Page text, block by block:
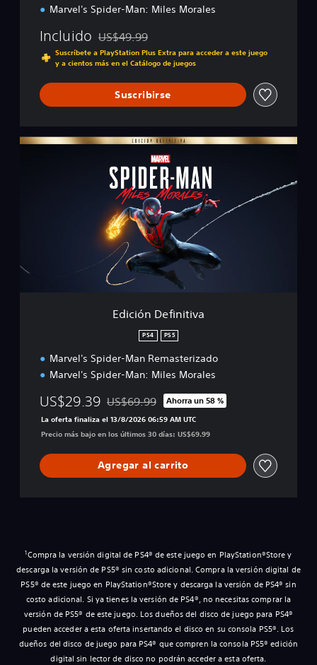
Marvel's Spider-Man: Miles Morales
Incluido Rebajado del precio original de US$49.99
US$49.99
Suscríbete a PlayStation Plus Extra para acceder a este juego
y a cientos más en el Catálogo de juegos
Suscribirse
E
f
Edición Definitiva
PS4 PS5
Marvel's Spider-Man Remasterizado
Marvel's Spider-Man: Miles Morales
US$29.39 Rebajado del precio original de US$69.99
US$69.99 Ahorra un 58 %
La oferta finaliza el 13/8/2026 06:59 AM UTC
Precio más bajo en los últimos 30 días: US$69.99
Agregar al carrito
1Compra la versión digital de PS4® de este juego en PlayStation®Store y
descarga la versión de PS5® sin costo adicional. Compra la versión digital de
PS5® de este juego en PlayStation®Store y descarga la versión de PS4® sin
costo adicional. Si ya tienes la versión de PS4®, no necesitas comprar la
versión de PS5® de este juego. Los dueños del disco de juego para PS4®
pueden acceder a esta oferta insertando el disco en su consola PS5®. Los
dueños del disco de juego para PS4® que compren la consola PS5® edición
digital sin lector de disco no podrán acceder a esta oferta.